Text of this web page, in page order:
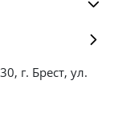
г. Брест, ул.